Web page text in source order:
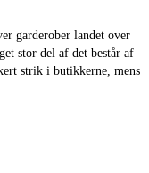
garderober landet over
stor del af det består af
strik i butikkerne, mens